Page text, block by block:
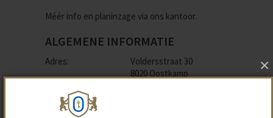
×
Méér info en planinzage via ons kantoor.
ALGEMENE INFORMATIE
Adres:
Voldersstraat 30
8020 Oostkamp
Prijs: